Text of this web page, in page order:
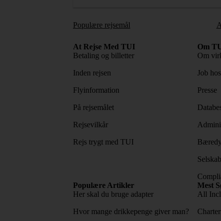
Populære rejsemål
At Rejse Med TUI
Betaling og billetter
Inden rejsen
Flyinformation
På rejsemålet
Rejsevilkår
Rejs trygt med TUI
Om
Om
Job
Presse
Populære Artikler
Her skal du bruge adapter
Hvor mange drikkepenge giver man?
Mest
All